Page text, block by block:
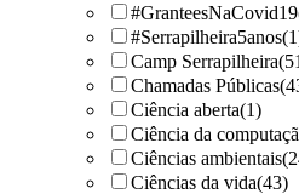
#GranteesNaCovid19
#Serrapilheira5anos
Camp Serrapilheira
Chamadas Públicas
Ciência aberta(1)
Ciência da
Ciências ambientais
Ciências da vida(43)